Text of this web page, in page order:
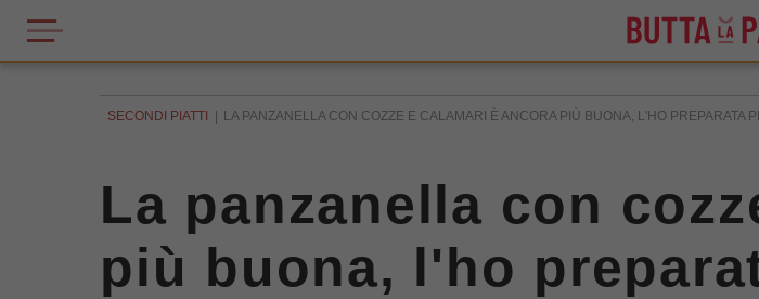
SECONDI PIATTI LA PANZANELLA CON COZZE E CALAMARI È ANCORA PIÙ BUONA, L'HO PREPARATA
La panzanella con
più buona, l'ho